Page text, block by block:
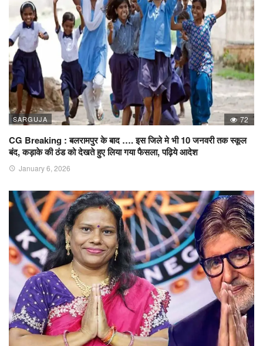
SARGUJA 72
CG Breaking : बलरामपुर के बाद …. इस जिले मे भी 10 जनवरी तक स्कूल
बंद, कड़ाके की ठंड को देखते हुए लिया गया फैसला, पढ़िये आदेश
January 6, 2026